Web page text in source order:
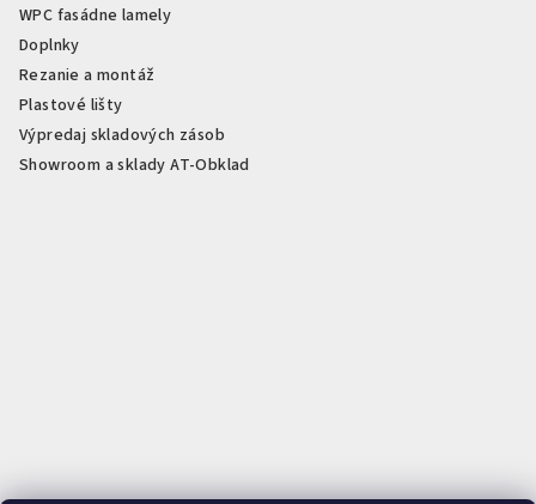
WPC fasádne lamely
Doplnky
Rezanie a montáž
Plastové lišty
Výpredaj skladových zásob
Showroom a sklady AT-Obklad